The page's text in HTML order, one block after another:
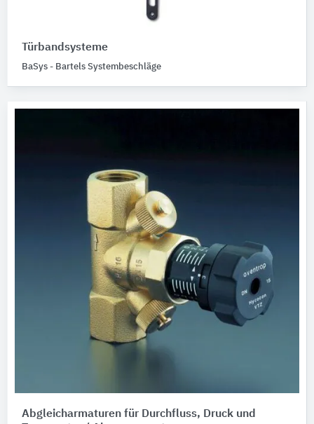
Türbandsysteme
BaSys - Bartels Systembeschläge
Abgleicharmaturen für Durchfluss, Druck und